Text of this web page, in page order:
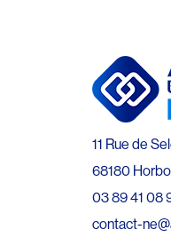
11 Rue de
68180
03 89 41 08
contact-